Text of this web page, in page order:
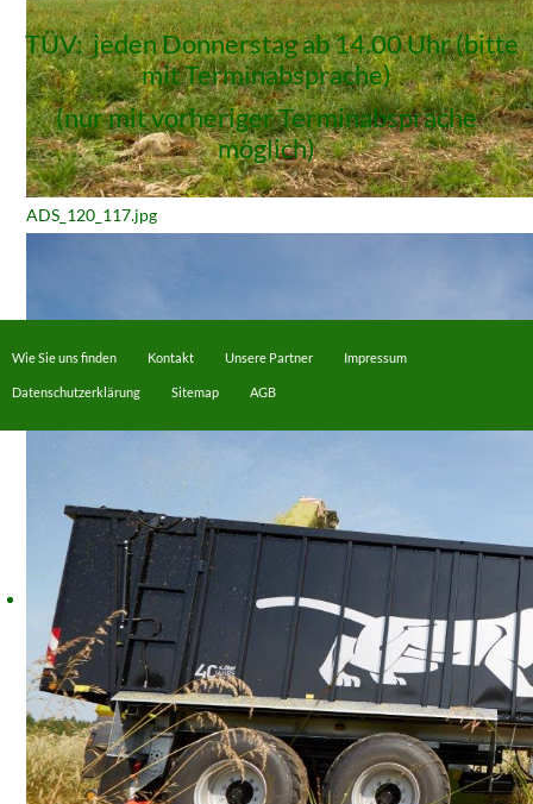
ADS_120_117.jpg
TÜV: jeden Donnerstag ab 14.00 Uhr (bitte
mit Terminabsprache)
(nur mit vorheriger Terminabsprache
möglich)
Wie Sie uns finden Kontakt Unsere Partner Impressum
Datenschutzerklärung Sitemap AGB